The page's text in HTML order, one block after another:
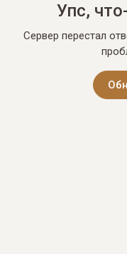
Упс,
Сервер перестал